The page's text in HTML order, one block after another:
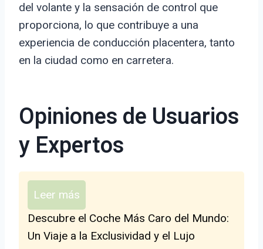
del volante y la sensación de control que
proporciona, lo que contribuye a una
experiencia de conducción placentera, tanto
en la ciudad como en carretera.
Opiniones de Usuarios
y Expertos
Leer más
Descubre el Coche Más Caro del Mundo:
Un Viaje a la Exclusividad y el Lujo